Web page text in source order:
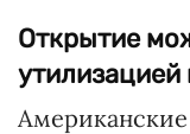
Открытие
утилизацией